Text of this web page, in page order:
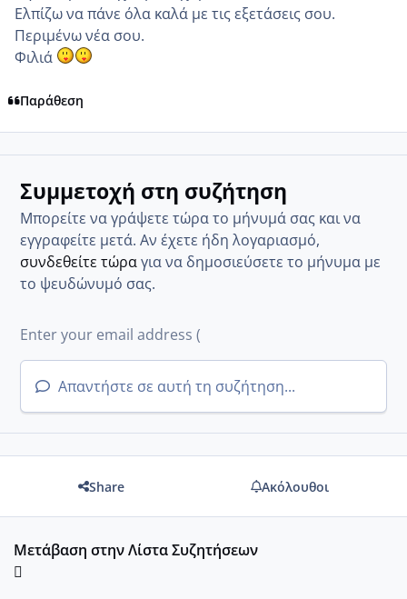
Ελπίζω να πάνε όλα καλά με τις εξετάσεις σου.
Περιμένω νέα σου.
Φιλιά
Παράθεση
Συμμετοχή στη συζήτηση
Μπορείτε να γράψετε τώρα το μήνυμά σας και να
εγγραφείτε μετά. Αν έχετε ήδη λογαριασμό,
συνδεθείτε τώραγια να δημοσιεύσετε το μήνυμα με
το ψευδώνυμό σας.
Απαντήστε σε αυτή τη συζήτηση...
Share Ακόλουθοι
Μετάβαση στην Λίστα Συζητήσεων